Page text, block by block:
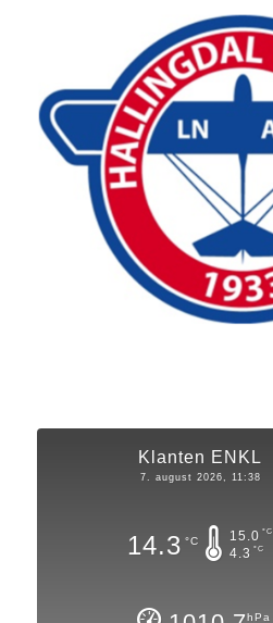
Klanten ENKL
7. august 2026, 11:38
14.3 °C 15.0 °C
4.3 °C
hPa